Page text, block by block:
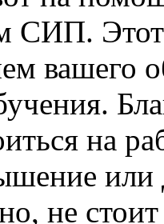
СИП. Этот
вашего
на
или
не